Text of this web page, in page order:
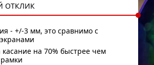
ОТКЛИК
- +/-3 мм, это сравнимо с
касание на 70% быстрее чем